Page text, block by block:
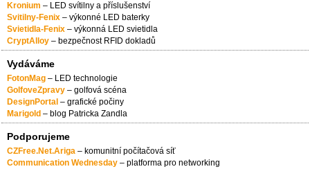
Kronium – LED svítilny a příslušenství
Svitilny-Fenix – výkonné LED baterky
Svietidla-Fenix – výkonná LED svietidla
CryptAlloy – bezpečnost RFID dokladů
Vydáváme
FotonMag – LED technologie
GolfoveZpravy – golfová scéna
DesignPortal – grafické počiny
Marigold – blog Patricka Zandla
Podporujeme
CZFree.Net.Ariga – komunitní počítačová síť
Communication Wednesday – platforma pro networking